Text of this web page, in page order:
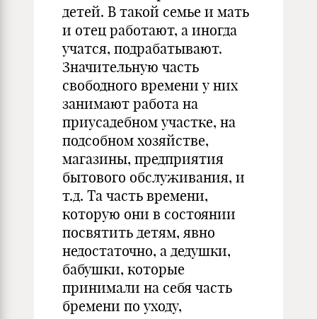
детей. В такой семье и мать
и отец работают, а иногда
учатся, подрабатывают.
Значительную часть
свободного времени у них
занимают работа на
приусадебном участке, на
подсобном хозяйстве,
магазины, предприятия
бытового обслуживания, и
т.д. Та часть времени,
которую они в состоянии
посвятить детям, явно
недостаточно, а дедушки,
бабушки, которые
принимали на себя часть
бремени по уходу,